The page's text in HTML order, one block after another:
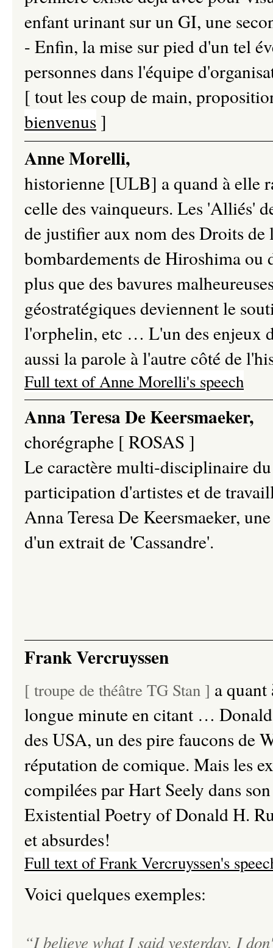
enfant urinant sur un GI, une
- Enfin, la mise sur pied d'un tel
personnes dans l'équipe
[ tout les coup de main,
bienvenus ]
Anne Morelli,
historienne [ULB] a quand à elle
celle des vainqueurs. Les 'Alliés'
de justifier aux nom des Droits
bombardements de Hiroshima ou
plus que des bavures
géostratégiques deviennent le
l'orphelin, etc … L'un des enjeux
aussi la parole à l'autre côté de
Full text of Anne Morelli's speech
Anna Teresa De Keersmaeker,
chorégraphe [ ROSAS ]
Le caractère multi-disciplinaire
participation d'artistes et de
Anna Teresa De Keersmaeker,
d'un extrait de 'Cassandre'.
Frank Vercruyssen
[ troupe de théâtre TG Stan ] a
longue minute en citant …
des USA, un des pire faucons de
réputation de comique. Mais les
compilées par Hart Seely dans
Existential Poetry of Donald H.
et absurdes!
Full text of Frank Vercruyssen's
Voici quelques exemples:
“I believe what I said yesterday. I